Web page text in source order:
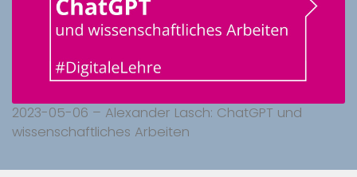
2023-05-06 – Alexander Lasch: ChatGPT und
wissenschaftliches Arbeiten